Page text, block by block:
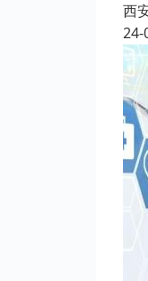
西
24-